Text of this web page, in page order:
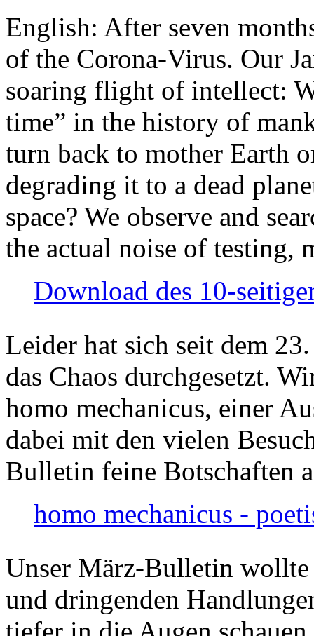
English: After seven
of the Corona-Virus. Our
soaring flight of intellect:
time” in the history of
turn back to mother Earth
degrading it to a dead
space? We observe and
the actual noise of testing,
Download des 10-
Leider hat sich seit dem
das Chaos durchgesetzt.
homo mechanicus, einer
dabei mit den vielen
Bulletin feine Botschaften
homo mechanicus -
Unser März-Bulletin
und dringenden